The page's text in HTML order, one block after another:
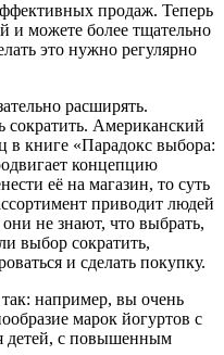
продаж. Теперь
и можете более тщательно
это нужно регулярно
расширять.
сократить. Американский
в книге «Парадокс выбора:
концепцию
её на магазин, то суть
приводит людей
не знают, что выбрать,
выбор сократить,
и сделать покупку.
например, вы очень
марок йогуртов с
детей, с повышенным